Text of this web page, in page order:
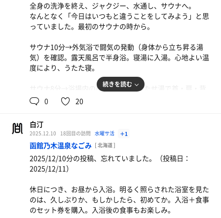
休憩：3分 × 4（外気浴3、室内1）
合計：4セット
5分砂時計ガチャを見つけたのでチャレンジ。イエローが
当たりました。カプセル無し＝本体にラベルを巻く、ペッ
トボトルのスタイル。お見事です。
全身の洗浄を終え、ジャクジー、水通し、サウナへ。
なんとなく「今日はいつもと違うことをしてみよう」と思
っていました。最初のサウナの時から。
サウナ10分→外気浴で闘気の発動（身体から立ち昇る湯
気）を確認。露天風呂で半身浴。寝湯に入湯。心地よい温
度により、うたた寝。
サウナ8分→浴場内の椅子で休憩。うたせ湯で首・肩・背
などをほぐす。水風呂に入ってから3回目のサウナへ。
いつもと同じ温泉で、いつもと違うことをする。
些細だけど、いつもと違う道を通って帰宅するような。
ちょっと楽しかったです。
山の手温泉、連休のおしらせ、再確認。
12/15～17まで、設備点検でお休みです。
サウナ：10分 8分 8分
水風呂：1分 × 3
休憩：3分 × 3（外気浴1 浴室休憩2）
続きを読む
0 20
白汀
2025.12.10 18回目の訪問 水曜サ活 ＋1
函館乃木温泉なごみ [ 北海道 ]
2025/12/10分の投稿、忘れていました。（投稿日：
2025/12/11）
休日につき、お昼から入浴。明るく照らされた浴室を見た
のは、久しぶりか、もしかしたら、初めてか。入浴＋食事
のセット券を購入。入浴後の食事もお楽しみ。